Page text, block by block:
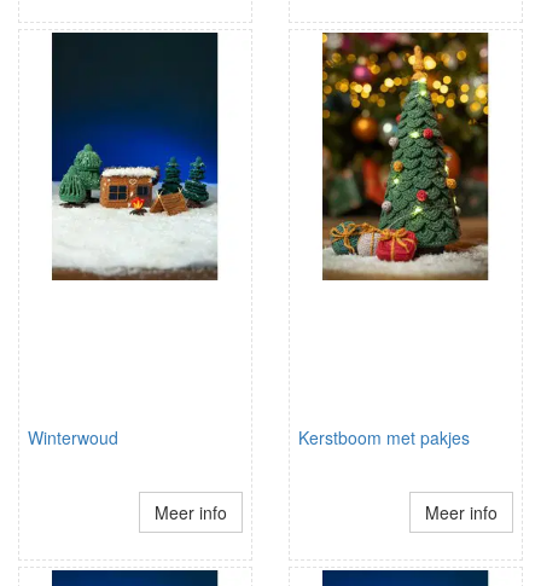
Winterwoud
Meer info
Kerstboom met pakjes
Meer info